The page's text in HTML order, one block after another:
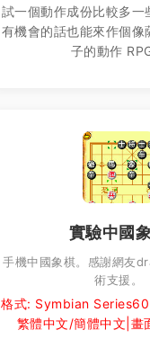
試一個動作成份比較多一
有機會的話也能來作個像
子的動作
實驗中國
手機中國象棋。感謝網友
術支援。
格式: Symbian
繁體中文/簡體中文|